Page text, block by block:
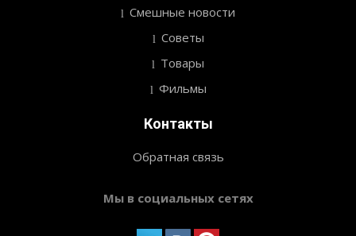
Смешные новости
Советы
Товары
Фильмы
Контакты
Обратная связь
Мы в социальных сетях